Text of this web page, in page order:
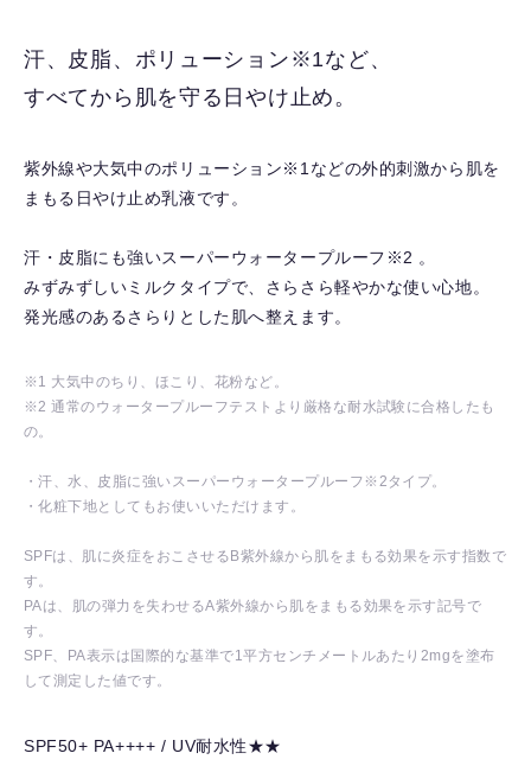
除
汗、皮脂、ポリューション※1など、
すべてから肌を守る日やけ止め。
紫外線や大気中のポリューション※1などの外的刺激から肌を
まもる日やけ止め乳液です。
汗・皮脂にも強いスーパーウォータープルーフ※2 。
みずみずしいミルクタイプで、さらさら軽やかな使い心地。
発光感のあるさらりとした肌へ整えます。
※1 大気中のちり、ほこり、花粉など。
※2 通常のウォータープルーフテストより厳格な耐水試験に合格したも
の。
・汗、水、皮脂に強いスーパーウォータープルーフ※2タイプ。
・化粧下地としてもお使いいただけます。
SPFは、肌に炎症をおこさせるB紫外線から肌をまもる効果を示す指数で
す。
PAは、肌の弾力を失わせるA紫外線から肌をまもる効果を示す記号で
す。
SPF、PA表示は国際的な基準で1平方センチメートルあたり2mgを塗布
して測定した値です。
SPF50+ PA++++ / UV耐水性★★